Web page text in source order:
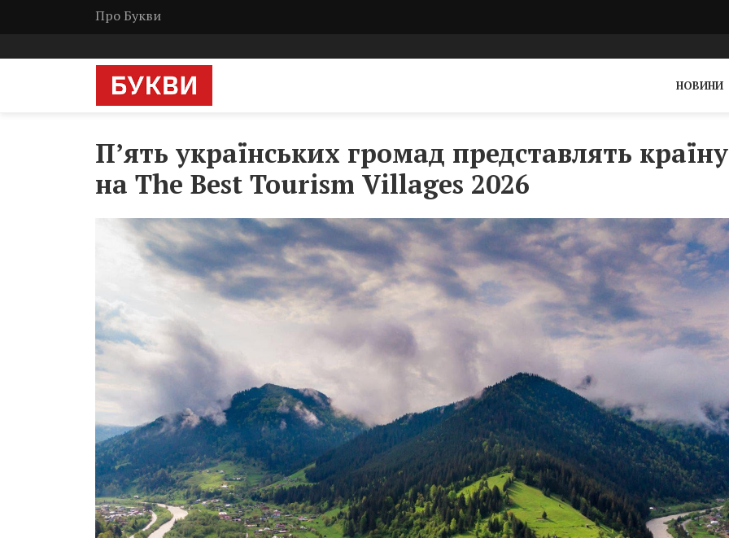
Про Букви
НОВИНИ
П’ять українських громад представлять країну
на The Best Tourism Villages 2026